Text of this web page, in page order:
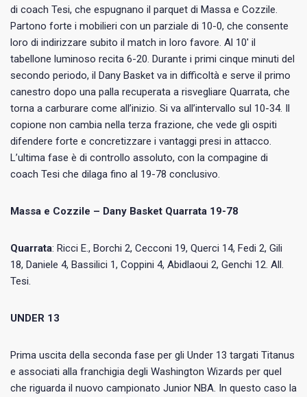
di coach Tesi, che espugnano il parquet di Massa e Cozzile.
Partono forte i mobilieri con un parziale di 10-0, che consente
loro di indirizzare subito il match in loro favore. Al 10′ il
tabellone luminoso recita 6-20. Durante i primi cinque minuti del
secondo periodo, il Dany Basket va in difficoltà e serve il primo
canestro dopo una palla recuperata a risvegliare Quarrata, che
torna a carburare come all’inizio. Si va all’intervallo sul 10-34. Il
copione non cambia nella terza frazione, che vede gli ospiti
difendere forte e concretizzare i vantaggi presi in attacco.
L’ultima fase è di controllo assoluto, con la compagine di
coach Tesi che dilaga fino al 19-78 conclusivo.
Massa e Cozzile – Dany Basket Quarrata 19-78
Quarrata: Ricci E., Borchi 2, Cecconi 19, Querci 14, Fedi 2, Gili
18, Daniele 4, Bassilici 1, Coppini 4, Abidlaoui 2, Genchi 12. All.
Tesi.
UNDER 13
Prima uscita della seconda fase per gli Under 13 targati Titanus
e associati alla franchigia degli Washington Wizards per quel
che riguarda il nuovo campionato Junior NBA. In questo caso la